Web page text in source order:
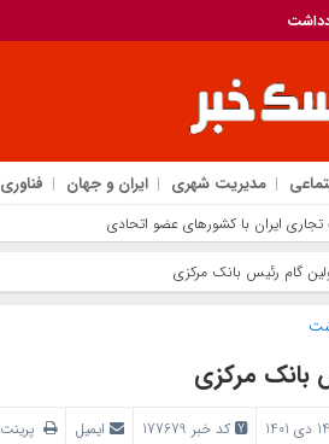
مدیریت شهری ایران و جهان فناوری
تجاری ایران با کشورهای عضو اتحادیه اقتصادی اوراسیا
گام رئیس بانک مرکزی
بانک مرکزی
کد خبر 177679 ایمیل پرینت